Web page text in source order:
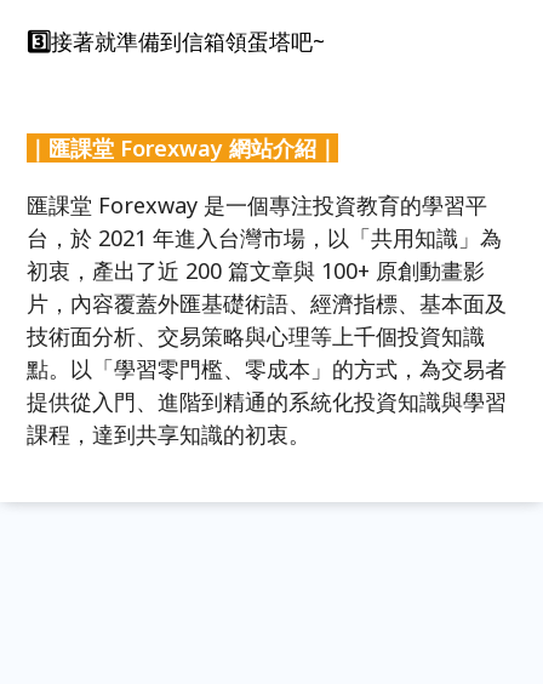
3️⃣接著就準備到信箱領蛋塔吧~
｜匯課堂 Forexway 網站介紹｜
匯課堂 Forexway 是一個專注投資教育的學習平
台，於 2021 年進入台灣市場，以「共用知識」為
初衷，產出了近 200 篇文章與 100+ 原創動畫影
片，內容覆蓋外匯基礎術語、經濟指標、基本面及
技術面分析、交易策略與心理等上千個投資知識
點。以「學習零門檻、零成本」的方式，為交易者
提供從入門、進階到精通的系統化投資知識與學習
課程，達到共享知識的初衷。